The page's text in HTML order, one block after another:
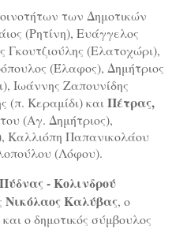
των Δημοτικών
(Ρητίνη), Ευάγγελος
(Ελατοχώρι),
(Έλαφος), Δημήτριος
Ιωάννης Ζαπουνίδης
(π. Κεραμίδι) καιΠέτρας,
(Αγ. Δημήτριος),
Καλλιόπη Παπανικολάου
(Λόφου).
- Κολινδρού
Νικόλαος Καλύβας, ο
και ο δημοτικός σύμβουλος